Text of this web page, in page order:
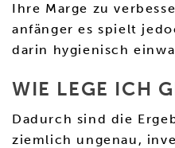
Ihre Marge zu
anfänger es spielt
darin hygienisch
WIE LEGE ICH
Dadurch sind die
ziemlich ungenau,